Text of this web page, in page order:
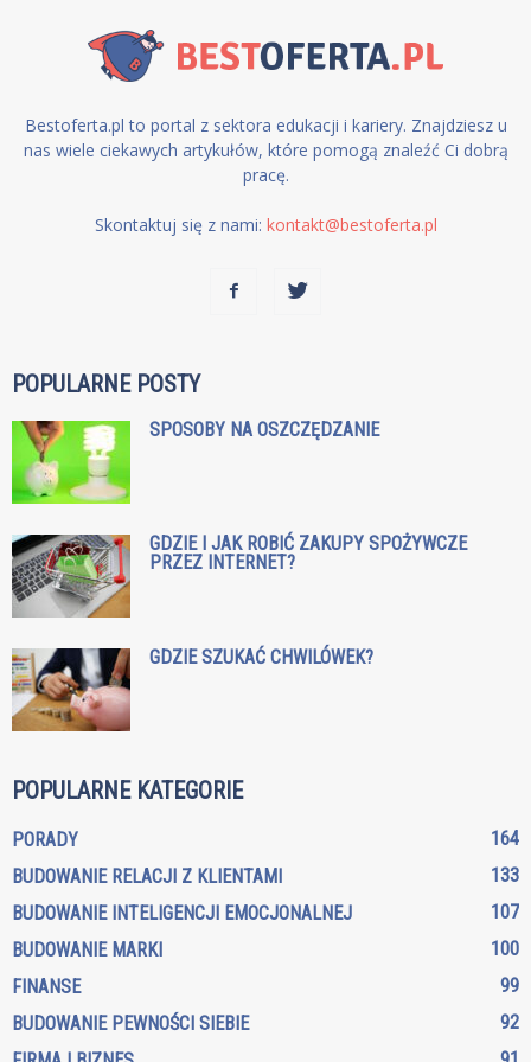
Bestoferta.pl to portal z sektora edukacji i kariery. Znajdziesz u
nas wiele ciekawych artykułów, które pomogą znaleźć Ci dobrą
pracę.
Skontaktuj się z nami: kontakt@bestoferta.pl
POPULARNE POSTY
SPOSOBY NA OSZCZĘDZANIE
GDZIE I JAK ROBIĆ ZAKUPY SPOŻYWCZE
PRZEZ INTERNET?
GDZIE SZUKAĆ CHWILÓWEK?
POPULARNE KATEGORIE
PORADY
164
BUDOWANIE RELACJI Z KLIENTAMI
133
BUDOWANIE INTELIGENCJI EMOCJONALNEJ
107
BUDOWANIE MARKI
100
FINANSE
99
BUDOWANIE PEWNOŚCI SIEBIE
92